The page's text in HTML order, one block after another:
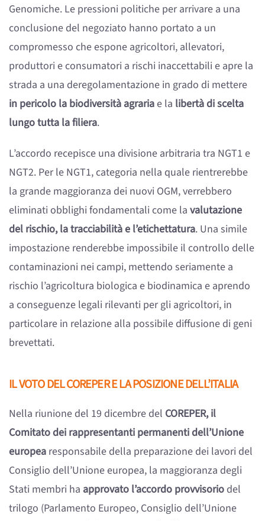
Genomiche. Le pressioni politiche per arrivare a una
conclusione del negoziato hanno portato a un
compromesso che espone agricoltori, allevatori,
produttori e consumatori a rischi inaccettabili e apre la
strada a una deregolamentazione in grado di mettere
in pericolo la biodiversità agrariae la libertà di scelta
lungo tutta la filiera.
L’accordo recepisce una divisione arbitraria tra NGT1 e
NGT2. Per le NGT1, categoria nella quale rientrerebbe
la grande maggioranza dei nuovi OGM, verrebbero
eliminati obblighi fondamentali come la valutazione
del rischio, la tracciabilità e l’etichettatura. Una simile
impostazione renderebbe impossibile il controllo delle
contaminazioni nei campi, mettendo seriamente a
rischio l’agricoltura biologica e biodinamica e aprendo
a conseguenze legali rilevanti per gli agricoltori, in
particolare in relazione alla possibile diffusione di geni
brevettati.
IL VOTO DEL COREPER E LA POSIZIONE DELL’ITALIA
Nella riunione del 19 dicembre del COREPER, il
Comitato dei rappresentanti permanenti dell’Unione
europea responsabile della preparazione dei lavori del
Consiglio dell’Unione europea, la maggioranza degli
Stati membri ha approvato l’accordo provvisorio del
trilogo (Parlamento Europeo, Consiglio dell’Unione